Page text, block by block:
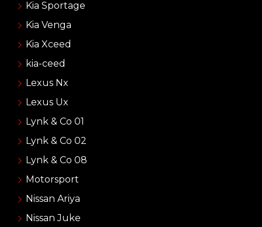
Kia Sportage
Kia Venga
Kia Xceed
kia-ceed
Lexus Nx
Lexus Ux
Lynk & Co 01
Lynk & Co 02
Lynk & Co 08
Motorsport
Nissan Ariya
Nissan Juke